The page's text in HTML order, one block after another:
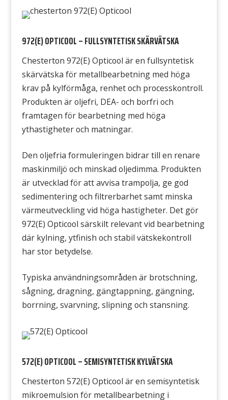
972(E) OPTICOOL – FULLSYNTETISK SKÄRVÄTSKA
Chesterton 972(E) Opticool är en fullsyntetisk
skärvätska för metallbearbetning med höga
krav på kylförmåga, renhet och processkontroll.
Produkten är oljefri, DEA- och borfri och
framtagen för bearbetning med höga
ythastigheter och matningar.
Den oljefria formuleringen bidrar till en renare
maskinmiljö och minskad oljedimma. Produkten
är utvecklad för att avvisa trampolja, ge god
sedimentering och filtrerbarhet samt minska
värmeutveckling vid höga hastigheter. Det gör
972(E) Opticool särskilt relevant vid bearbetning
där kylning, ytfinish och stabil vätskekontroll
har stor betydelse.
Typiska användningsområden är brotschning,
sågning, dragning, gängtappning, gängning,
borrning, svarvning, slipning och stansning.
572(E) OPTICOOL – SEMISYNTETISK KYLVÄTSKA
Chesterton 572(E) Opticool är en semisyntetisk
mikroemulsion för metallbearbetning i